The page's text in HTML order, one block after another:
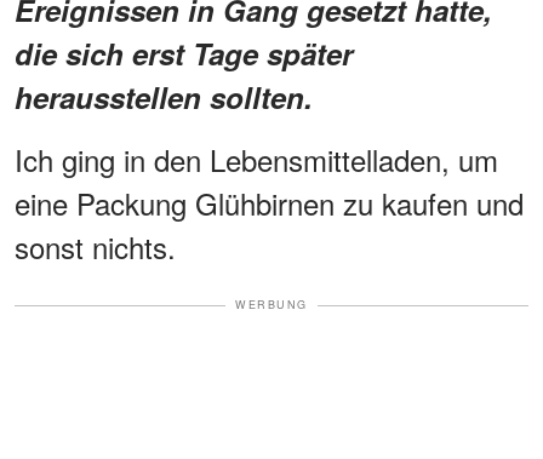
Ereignissen in Gang gesetzt hatte,
die sich erst Tage später
herausstellen sollten.
Ich ging in den Lebensmittelladen, um
eine Packung Glühbirnen zu kaufen und
sonst nichts.
WERBUNG